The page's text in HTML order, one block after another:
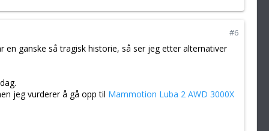
#6
en ganske så tragisk historie, så ser jeg etter alternativer
jeg vurderer å gå opp til Mammotion Luba 2 AWD 3000X